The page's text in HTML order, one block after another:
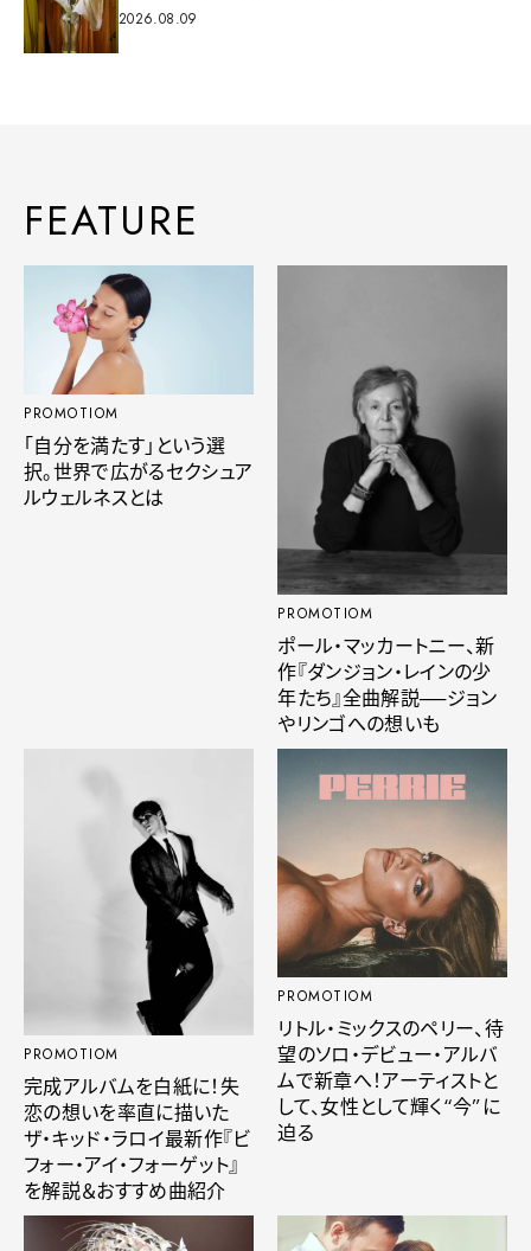
2026.08.09
FEATURE
PROMOTIOM
「自分を満たす」という選
択。世界で広がるセクシュア
ルウェルネスとは
PROMOTIOM
ポール・マッカートニー、新
作『ダンジョン・レインの少
年たち』全曲解説──ジョン
やリンゴへの想いも
PROMOTIOM
完成アルバムを白紙に！失
恋の想いを率直に描いた
ザ・キッド・ラロイ最新作『ビ
フォー・アイ・フォーゲット』
を解説＆おすすめ曲紹介
PROMOTIOM
リトル・ミックスのペリー、待
望のソロ・デビュー・アルバ
ムで新章へ！アーティストと
して、女性として輝く“今”に
迫る